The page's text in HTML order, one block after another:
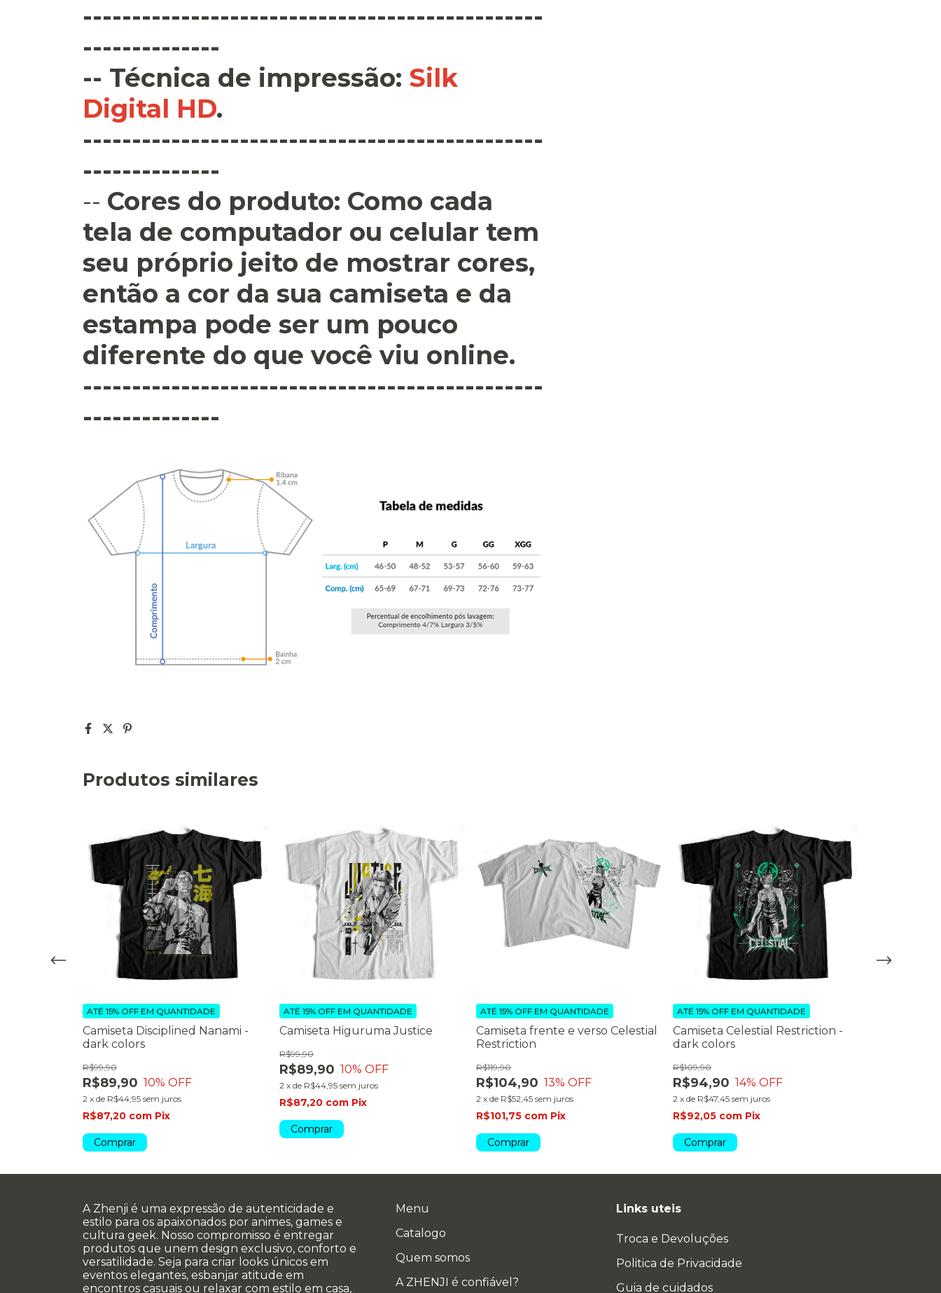
-----------------------------------------------
--------------
-- Técnica de impressão: Silk
Digital HD.
-----------------------------------------------
--------------
-- Cores do produto: Como cada
tela de computador ou celular tem
seu próprio jeito de mostrar cores,
então a cor da sua camiseta e da
estampa pode ser um pouco
diferente do que você viu online.
-----------------------------------------------
--------------
Produtos similares
Camiseta Disciplined Nanami -
dark colors
R$89,90
R$99,90
10% OFF
2 x de R$44,95 sem juros
ATÉ 15% OFF EM QUANTIDADE
R$87,20 com Pix
Comprar
Camiseta Higuruma Justice
R$89,90
R$99,90
10% OFF
2 x de R$44,95 sem juros
ATÉ 15% OFF EM QUANTIDADE
R$87,20 com Pix
Comprar
Camiseta frente e verso Celestial
Restriction
R$104,90
R$119,90
13% OFF
2 x de R$52,45 sem juros
ATÉ 15% OFF EM QUANTIDADE
R$101,75 com Pix
Comprar
Camiseta Celestial Restriction -
dark colors
R$94,90
R$109,90
14% OFF
2 x de R$47,45 sem juros
ATÉ 15% OFF EM QUANTIDADE
R$92,05 com Pix
Comprar
A Zhenji é uma expressão de autenticidade e
estilo para os apaixonados por animes, games e
cultura geek. Nosso compromisso é entregar
produtos que unem design exclusivo, conforto e
versatilidade. Seja para criar looks únicos em
eventos elegantes, esbanjar atitude em
encontros casuais ou relaxar com estilo em casa,
Menu
Catalogo
Quem somos
A ZHENJI é confiável?
Links uteis
Troca e Devoluções
Politica de Privacidade
Guia de cuidados